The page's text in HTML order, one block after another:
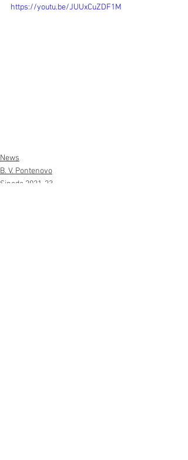
https://youtu.be/JUUxCuZDF1M
News
B. V. Pontenovo
Sinodo 2021-23